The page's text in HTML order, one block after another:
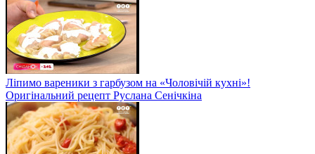
Ліпимо вареники з гарбузом на «Чоловічій кухні»!
Оригінальний рецепт Руслана Сенічкіна